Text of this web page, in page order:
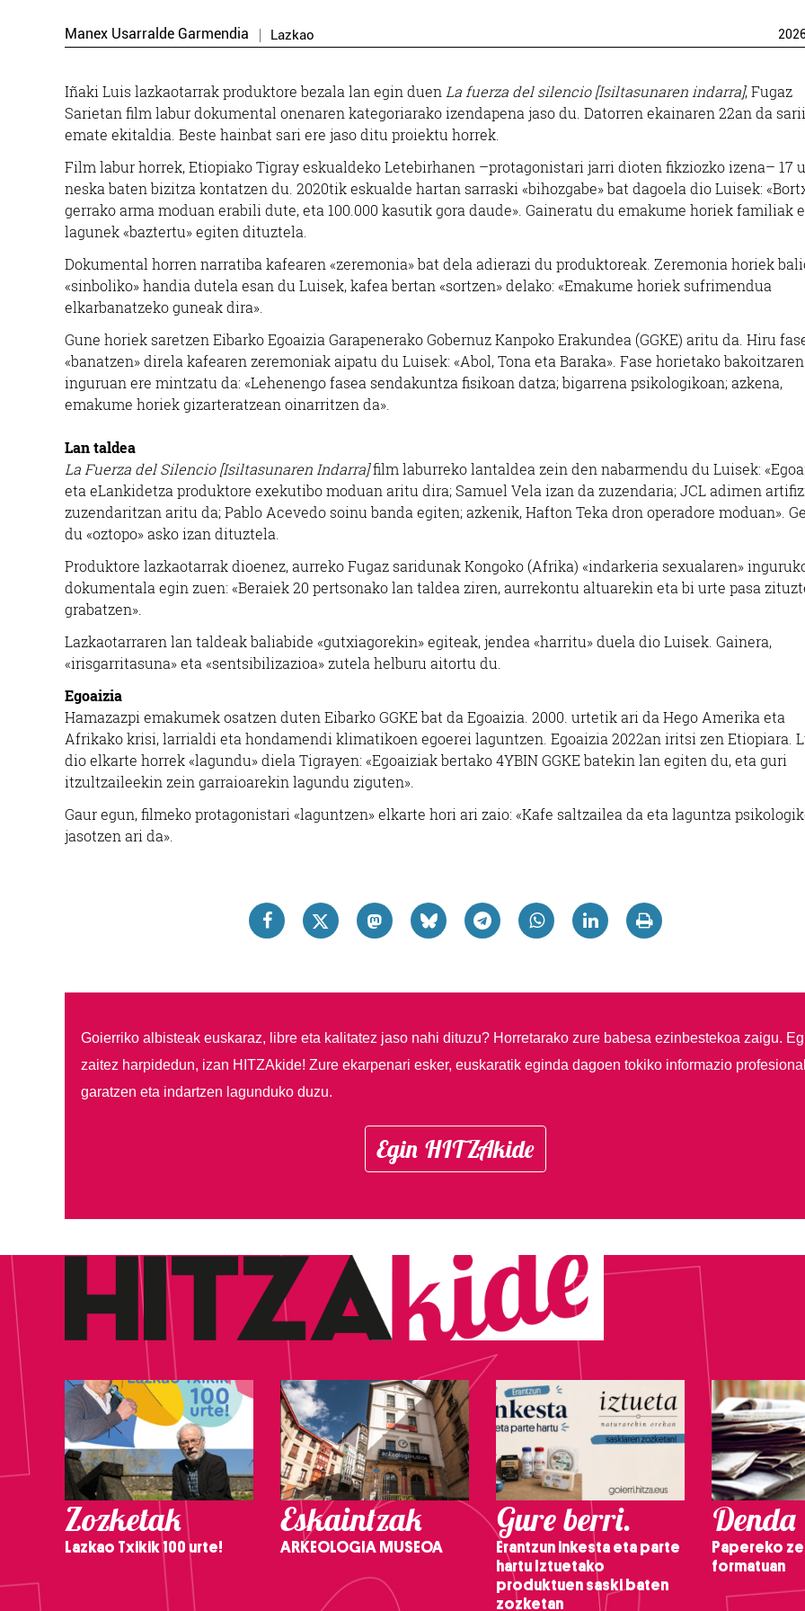
Manex Usarralde Garmendia Lazkao
Iñaki Luis lazkaotarrak produktore bezala lan egin duen La fuerza del silencio [Isiltasunaren indarra], Fugaz
Sarietan film labur dokumental onenaren kategoriarako izendapena jaso du. Datorren ekainaren 22an da sarii
emate ekitaldia. Beste hainbat sari ere jaso ditu proiektu horrek.
Film labur horrek, Etiopiako Tigray eskualdeko Letebirhanen –protagonistari jarri dioten fikziozko izena– 17
neska baten bizitza kontatzen du. 2020tik eskualde hartan sarraski «bihozgabe» bat dagoela dio Luisek:
gerrako arma moduan erabili dute, eta 100.000 kasutik gora daude». Gaineratu du emakume horiek familiak
lagunek «baztertu» egiten dituztela.
Dokumental horren narratiba kafearen «zeremonia» bat dela adierazi du produktoreak. Zeremonia horiek
«sinboliko» handia dutela esan du Luisek, kafea bertan «sortzen» delako: «Emakume horiek sufrimendua
elkarbanatzeko guneak dira».
Gune horiek saretzen Eibarko Egoaizia Garapenerako Gobernuz Kanpoko Erakundea (GGKE) aritu da. Hiru
«banatzen» direla kafearen zeremoniak aipatu du Luisek: «Abol, Tona eta Baraka». Fase horietako bakoitzaren
inguruan ere mintzatu da: «Lehenengo fasea sendakuntza fisikoan datza; bigarrena psikologikoan; azkena,
emakume horiek gizarteratzean oinarritzen da».
Lan taldea
La Fuerza del Silencio [Isiltasunaren Indarra]film laburreko lantaldea zein den nabarmendu du Luisek:
eta eLankidetza produktore exekutibo moduan aritu dira; Samuel Vela izan da zuzendaria; JCL adimen
zuzendaritzan aritu da; Pablo Acevedo soinu banda egiten; azkenik, Hafton Teka dron operadore moduan».
du «oztopo» asko izan dituztela.
Produktore lazkaotarrak dioenez, aurreko Fugaz saridunak Kongoko (Afrika) «indarkeria sexualaren»
dokumentala egin zuen: «Beraiek 20 pertsonako lan taldea ziren, aurrekontu altuarekin eta bi urte pasa
grabatzen».
Lazkaotarraren lan taldeak baliabide «gutxiagorekin» egiteak, jendea «harritu» duela dio Luisek. Gainera,
«irisgarritasuna» eta «sentsibilizazioa» zutela helburu aitortu du.
Egoaizia
Hamazazpi emakumek osatzen duten Eibarko GGKE bat da Egoaizia. 2000. urtetik ari da Hego Amerika eta
Afrikako krisi, larrialdi eta hondamendi klimatikoen egoerei laguntzen. Egoaizia 2022an iritsi zen Etiopiara.
dio elkarte horrek «lagundu» diela Tigrayen: «Egoaiziak bertako 4YBIN GGKE batekin lan egiten du, eta guri
itzultzaileekin zein garraioarekin lagundu ziguten».
Gaur egun, filmeko protagonistari «laguntzen» elkarte hori ari zaio: «Kafe saltzailea da eta laguntza
jasotzen ari da».
Goierriko albisteak euskaraz, libre eta kalitatez jaso nahi dituzu? Horretarako zure babesa ezinbestekoa zaigu.
zaitez harpidedun, izan HITZAkide! Zure ekarpenari esker, euskaratik eginda dagoen tokiko informazio
garatzen eta indartzen lagunduko duzu.
Egin HITZAkide
Zozketak
Lazkao Txikik 100 urte!
Eskaintzak
ARKEOLOGIA MUSEOA
Gure berri.
Erantzun inkesta eta parte
hartu Iztuetako
produktuen saski baten
zozketan
Denda
Papereko
formatuan